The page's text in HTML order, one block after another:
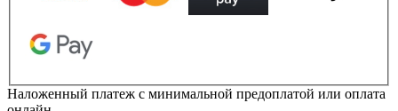
жіночі
кількість
Наложенный платеж с минимальной предоплатой или оплата